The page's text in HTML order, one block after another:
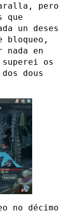
pero
que
un deses
bloqueo,
nada en
os
dous
no décimo